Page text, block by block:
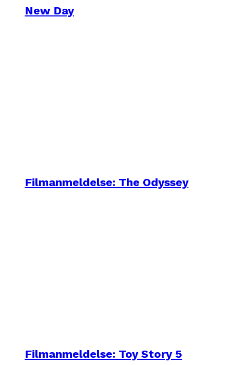
New Day
Filmanmeldelse: The Odyssey
Filmanmeldelse: Toy Story 5